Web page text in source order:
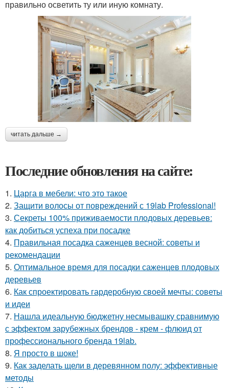
правильно осветить ту или иную комнату.
читать дальше →
Последние обновления на сайте:
1. Царга в мебели: что это такое
2. Защити волосы от повреждений с 19lab Professional!
3. Секреты 100% приживаемости плодовых деревьев:
как добиться успеха при посадке
4. Правильная посадка саженцев весной: советы и
рекомендации
5. Оптимальное время для посадки саженцев плодовых
деревьев
6. Как спроектировать гардеробную своей мечты: советы
и идеи
7. Нашла идеальную бюджетну несмывашку сравнимую
с эффектом зарубежных брендов - крем - флюид от
профессионального бренда 19lab.
8. Я просто в шоке!
9. Как заделать щели в деревянном полу: эффективные
методы